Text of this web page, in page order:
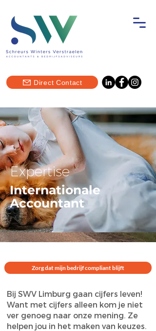
Direct Contact
Expertise
Internationale
Accountant
Zorg dat mijn bedrijf compliant blijft
Bij SWV Limburg gaan cijfers leven!
Want met cijfers alleen kom je niet
ver genoeg naar onze mening. Ze
helpen jou in het maken van keuzes.